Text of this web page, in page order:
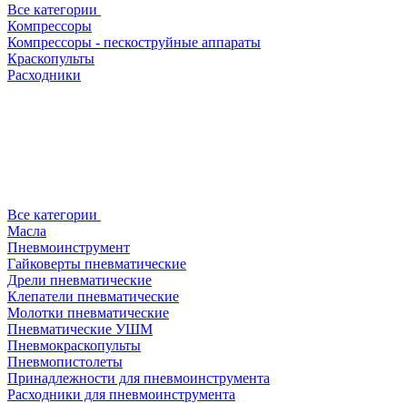
Все категории
Компрессоры
Компрессоры - пескоструйные аппараты
Краскопульты
Расходники
Все категории
Масла
Пневмоинструмент
Гайковерты пневматические
Дрели пневматические
Клепатели пневматические
Молотки пневматические
Пневматические УШМ
Пневмокраскопульты
Пневмопистолеты
Принадлежности для пневмоинструмента
Расходники для пневмоинструмента